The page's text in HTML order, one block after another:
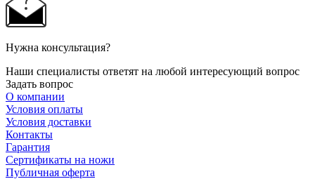
Нужна консультация?
Наши специалисты ответят на любой интересующий вопрос
Задать вопрос
О компании
Условия оплаты
Условия доставки
Контакты
Гарантия
Сертификаты на ножи
Публичная оферта